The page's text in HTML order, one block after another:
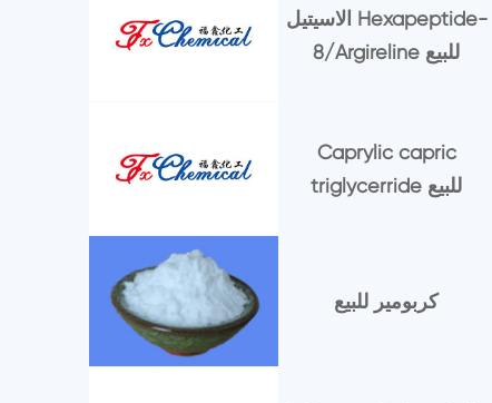
الاسيتيل Hexapeptide-
8/Argireline للبيع
Caprylic capric
triglycerride للبيع
كربومير للبيع